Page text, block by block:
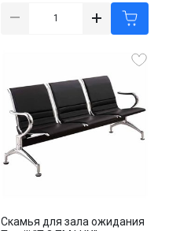
Скамья для зала ожидания